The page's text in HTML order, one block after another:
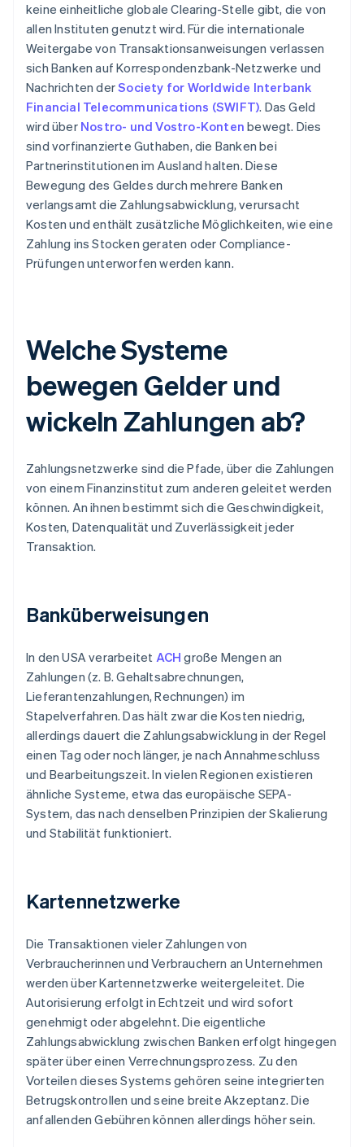
keine einheitliche globale Clearing-Stelle gibt, die von
allen Instituten genutzt wird. Für die internationale
Weitergabe von Transaktionsanweisungen verlassen
sich Banken auf Korrespondenzbank-Netzwerke und
Nachrichten derSociety for Worldwide Interbank
Financial Telecommunications (SWIFT). Das Geld
wird über Nostro- und Vostro-Konten bewegt. Dies
sind vorfinanzierte Guthaben, die Banken bei
Partnerinstitutionen im Ausland halten. Diese
Bewegung des Geldes durch mehrere Banken
verlangsamt die Zahlungsabwicklung, verursacht
Kosten und enthält zusätzliche Möglichkeiten, wie eine
Zahlung ins Stocken geraten oder Compliance-
Prüfungen unterworfen werden kann.
Welche Systeme
bewegen Gelder und
wickeln Zahlungen ab?
Zahlungsnetzwerke sind die Pfade, über die Zahlungen
von einem Finanzinstitut zum anderen geleitet werden
können. An ihnen bestimmt sich die Geschwindigkeit,
Kosten, Datenqualität und Zuverlässigkeit jeder
Transaktion.
Banküberweisungen
In den USA verarbeitet ACH große Mengen an
Zahlungen (z. B. Gehaltsabrechnungen,
Lieferantenzahlungen, Rechnungen) im
Stapelverfahren. Das hält zwar die Kosten niedrig,
allerdings dauert die Zahlungsabwicklung in der Regel
einen Tag oder noch länger, je nach Annahmeschluss
und Bearbeitungszeit. In vielen Regionen existieren
ähnliche Systeme, etwa das europäische SEPA-
System, das nach denselben Prinzipien der Skalierung
und Stabilität funktioniert.
Kartennetzwerke
Die Transaktionen vieler Zahlungen von
Verbraucherinnen und Verbrauchern an Unternehmen
werden über Kartennetzwerke weitergeleitet. Die
Autorisierung erfolgt in Echtzeit und wird sofort
genehmigt oder abgelehnt. Die eigentliche
Zahlungsabwicklung zwischen Banken erfolgt hingegen
später über einen Verrechnungsprozess. Zu den
Vorteilen dieses Systems gehören seine integrierten
Betrugskontrollen und seine breite Akzeptanz. Die
anfallenden Gebühren können allerdings höher sein.